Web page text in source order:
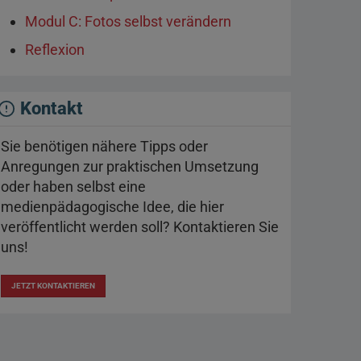
Modul C: Fotos selbst verändern
Reflexion
Kontakt
Sie benötigen nähere Tipps oder
Anregungen zur praktischen Umsetzung
oder haben selbst eine
medienpädagogische Idee, die hier
veröffentlicht werden soll? Kontaktieren Sie
uns!
JETZT KONTAKTIEREN